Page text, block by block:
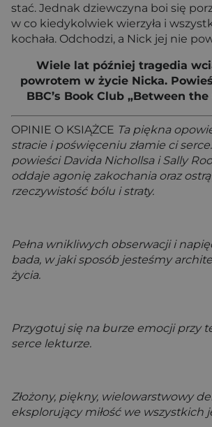
stać. Jednak dziewczyna boi się
w co kiedykolwiek wierzyła i
kochała. Odchodzi, a Nick jej nie
Wiele lat później tragedia
powrotem w życie Nicka.
BBC’s Book Club „Between the
OPINIE O KSIĄŻCE Ta piękna
stracie i poświęceniu złamie ci
powieści Davida Nichollsa i Sally
oddaje agonię zakochania oraz
rzeczywistość bólu i straty.
Pełna wnikliwych obserwacji i
bada, w jaki sposób jesteśmy
życia.
Przygotuj się na burze emocji przy
serce lekturze.
Złożony, piękny, wielowarstwowy
eksplorujący miłość we wszystkich